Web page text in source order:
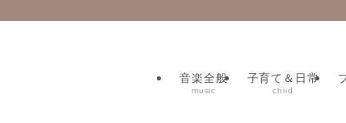
音楽全般
music
子育て＆日常
chiid